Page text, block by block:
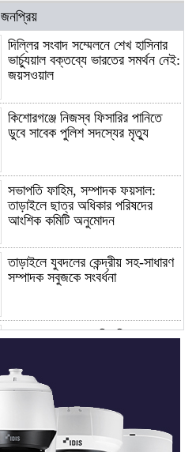
জনপ্রিয়
দিল্লির সংবাদ সম্মেলনে শেখ হাসিনার
ভার্চ্যুয়াল বক্তব্যে ভারতের সমর্থন নেই:
জয়সওয়াল
কিশোরগঞ্জে নিজস্ব ফিসারির পানিতে
ডুবে সাবেক পুলিশ সদস্যের মৃত্যু
সভাপতি ফাহিম, সম্পাদক ফয়সাল:
তাড়াইলে ছাত্র অধিকার পরিষদের
আংশিক কমিটি অনুমোদন
তাড়াইলে যুবদলের কেন্দ্রীয় সহ-সাধারণ
সম্পাদক সবুজকে সংবর্ধনা
৪ মন্ত্রণালয়ে নতুন সচিব নিয়োগ, ২
শেখ হাসিনার সঙ্গে পালানোর ফ্লাইট
কীভাবে মিস করেছিলেন সালমান এফ
রহমান